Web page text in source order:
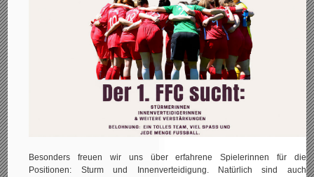
Besonders freuen wir uns über erfahrene Spielerinnen für die
Positionen: Sturm und Innenverteidigung. Natürlich sind auch